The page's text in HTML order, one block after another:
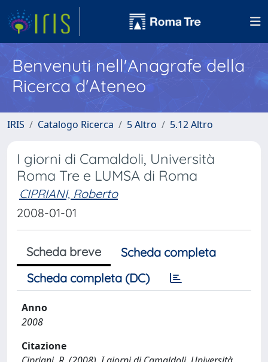
Benvenuti nell'Anagrafe della
Ricerca d'Ateneo
IRIS Catalogo Ricerca 5 Altro 5.12 Altro
I giorni di Camaldoli, Università
Roma Tre e LUMSA di Roma
CIPRIANI, Roberto
2008-01-01
Scheda breve
Scheda completa
Scheda completa (DC)
Anno
2008
Citazione